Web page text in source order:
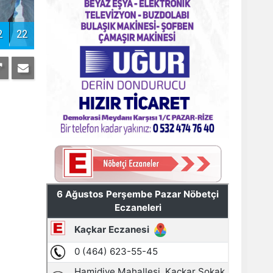
22
Pazar'daki bayramlaşmada projeler
tartışıldı
AYDER'E BAKANLIK KORUMASI